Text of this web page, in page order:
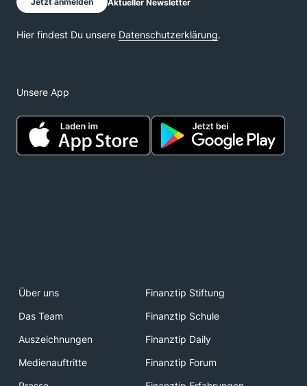
Unsere App
Über uns
Finanztip Stiftung
Das Team
Finanztip Schule
Auszeichnungen
Finanztip Daily
Medienauftritte
Finanztip Forum